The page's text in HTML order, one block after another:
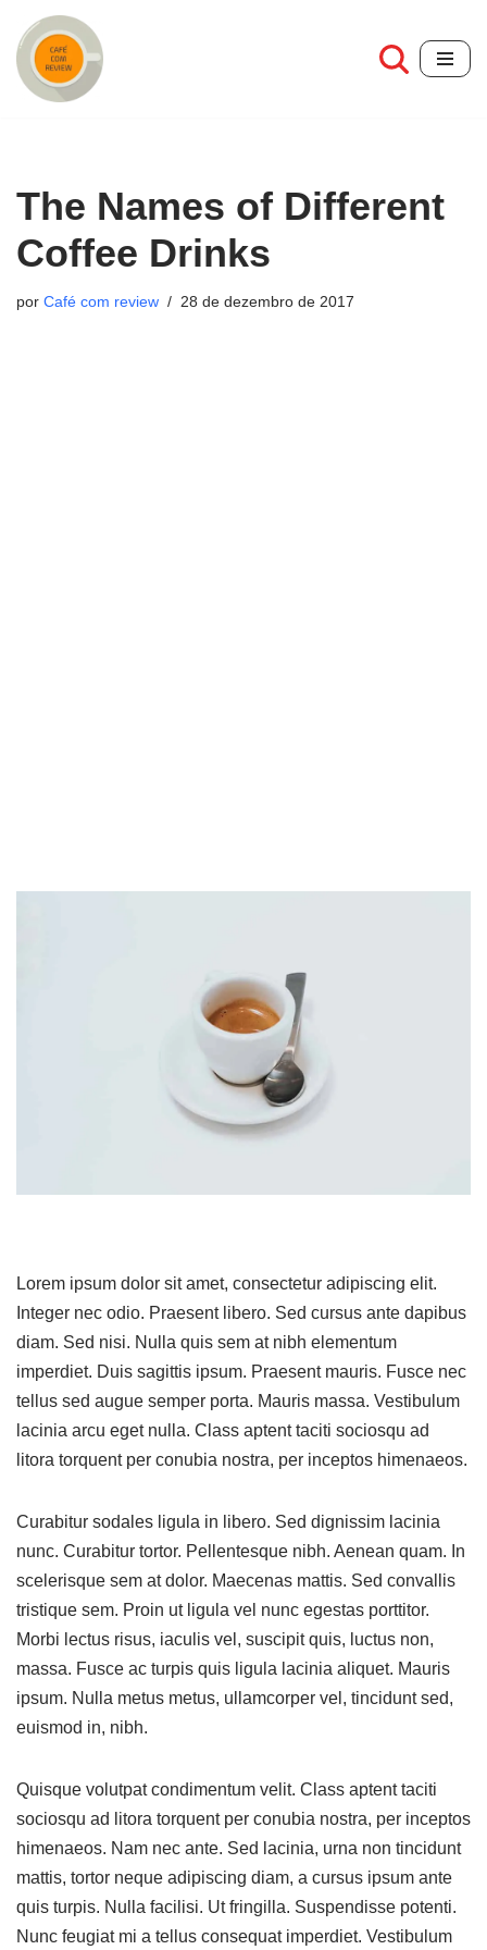
Pular
para
The Names of Different
Coffee Drinks
por Café com review 28 de dezembro de 2017
Lorem ipsum dolor sit amet, consectetur adipiscing elit.
Integer nec odio. Praesent libero. Sed cursus ante dapibus
diam. Sed nisi. Nulla quis sem at nibh elementum
imperdiet. Duis sagittis ipsum. Praesent mauris. Fusce nec
tellus sed augue semper porta. Mauris massa. Vestibulum
lacinia arcu eget nulla. Class aptent taciti sociosqu ad
litora torquent per conubia nostra, per inceptos himenaeos.
Curabitur sodales ligula in libero. Sed dignissim lacinia
nunc. Curabitur tortor. Pellentesque nibh. Aenean quam. In
scelerisque sem at dolor. Maecenas mattis. Sed convallis
tristique sem. Proin ut ligula vel nunc egestas porttitor.
Morbi lectus risus, iaculis vel, suscipit quis, luctus non,
massa. Fusce ac turpis quis ligula lacinia aliquet. Mauris
ipsum. Nulla metus metus, ullamcorper vel, tincidunt sed,
euismod in, nibh.
Quisque volutpat condimentum velit. Class aptent taciti
sociosqu ad litora torquent per conubia nostra, per inceptos
himenaeos. Nam nec ante. Sed lacinia, urna non tincidunt
mattis, tortor neque adipiscing diam, a cursus ipsum ante
quis turpis. Nulla facilisi. Ut fringilla. Suspendisse potenti.
Nunc feugiat mi a tellus consequat imperdiet. Vestibulum